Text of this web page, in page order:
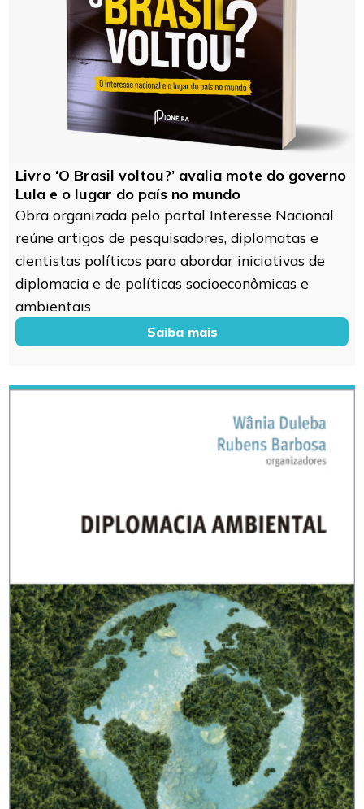
Livro ‘O Brasil voltou?’ avalia mote do governo
Lula e o lugar do país no mundo
Obra organizada pelo portal Interesse Nacional
reúne artigos de pesquisadores, diplomatas e
cientistas políticos para abordar iniciativas de
diplomacia e de políticas socioeconômicas e
ambientais
Saiba mais